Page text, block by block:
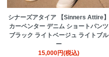
シナーズアタイア 【Sinners Attire】
カーペンター デニム ショートパンツ
ブラック ライトベージュ ライトブル
ー
15,000円(税込)